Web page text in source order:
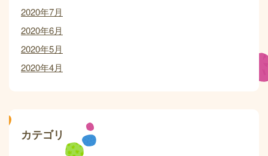
2020年7月
2020年6月
2020年5月
2020年4月
カテゴリ